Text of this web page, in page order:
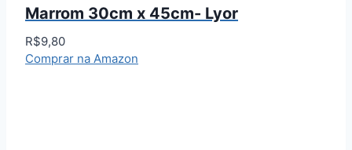
Marrom 30cm x 45cm- Lyor
R$9,80
Comprar na Amazon